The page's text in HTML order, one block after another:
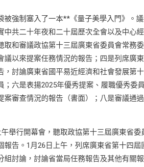
被強制塞入了一本**《量子美學入門》。
中共二十年夜和二十屆歷次全會以及中心
取和審議政協第十三屆廣東省委員會常務
議以來提案任務情況的報告；四是列席廣
，討論廣東省國平易近經濟和社會發展第
；六是表揚2025年優秀提案、履職優秀委
案審查情況的報告（書面）；八是審議通
舉行開幕會，聽取政協第十三屆廣東省
報告。1月26日上午，列席廣東省第十四
組討論，討論省當局任務報告及其他有關